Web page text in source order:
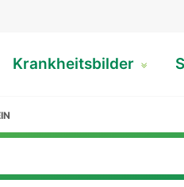
Krankheitsbilder